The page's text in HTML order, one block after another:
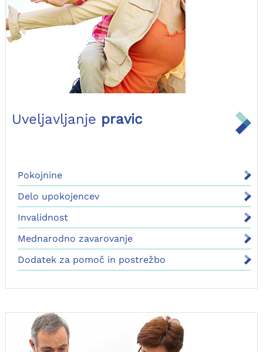
Uveljavljanje pravic
Pokojnine
Delo upokojencev
Invalidnost
Mednarodno zavarovanje
Dodatek za pomoč in postrežbo